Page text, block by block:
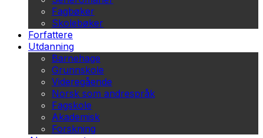
Fagbøker
Skolebøker
Forfattere
Utdanning
Barnehage
Grunnskole
Videregående
Norsk som andrespråk
Fagskole
Akademisk
Forskning